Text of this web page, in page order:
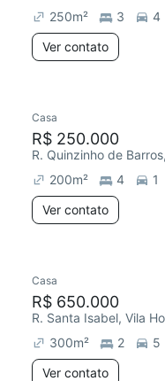
250m² 3
4
Ver contato
Chegou este mês
Casa
R$ 250.000
R. Quinzinho de
200m² 4
1
Ver contato
Chegou há 5 dias
Casa
R$ 650.000
R. Santa Isabel, Vila
300m² 2
5
Ver contato